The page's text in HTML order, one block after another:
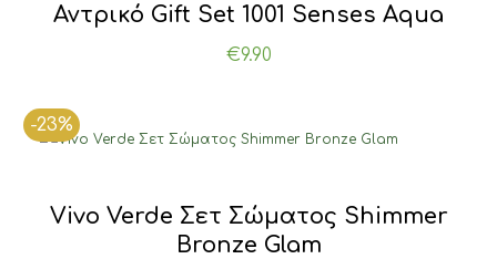
Αντρικό Gift Set 1001 Senses Aqua
€9.90
-23%
Vivo Verde Σετ Σώματος Shimmer
Bronze Glam